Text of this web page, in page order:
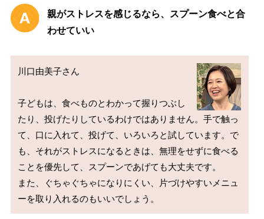
親がストレスを感じるなら、スプーン食べと合
わせていい
川口由美子さん
子どもは、食べものとわかって握りつぶし
たり、投げたりしているわけではありません。手で触っ
て、口に入れて、投げて、いろいろと試しています。で
も、それがストレスになるときは、無理をせずに食べる
ことを優先して、スプーンであげても大丈夫です。
また、ぐちゃぐちゃになりにくい、片づけやすいメニュ